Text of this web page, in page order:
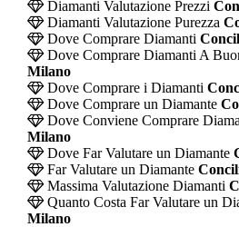
Diamanti Valutazione Prezzi
Diamanti Valutazione Purezza
Dove Comprare Diamanti
Dove Comprare Diamanti A
Milano
Dove Comprare i Diamanti
Dove Comprare un Diamante
Dove Conviene Comprare
Milano
Dove Far Valutare un Diamante
Far Valutare un Diamante
Massima Valutazione Diamanti
Quanto Costa Far Valutare un
Milano